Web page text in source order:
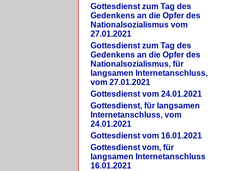
Gottesdienst zum Tag des
Gedenkens an die Opfer des
Nationalsozialismus vom
27.01.2021
Gottesdienst zum Tag des
Gedenkens an die Opfer des
Nationalsozialismus, für
langsamen Internetanschluss,
vom 27.01.2021
Gottesdienst vom 24.01.2021
Gottesdienst, für langsamen
Internetanschluss, vom
24.01.2021
Gottesdienst vom 16.01.2021
Gottesdienst vom, für
langsamen Internetanschluss
16.01.2021